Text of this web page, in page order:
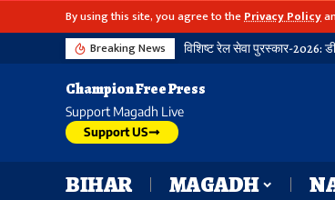
By using this site, you agree to thePrivacy Policy
Breaking News
विशिष्ट रेल सेवा पुरस्कार-2026: डीडीयू मंडल ने रचा नया
Champion Free Press
Support Magadh Live
Support US
BIHAR MAGADH